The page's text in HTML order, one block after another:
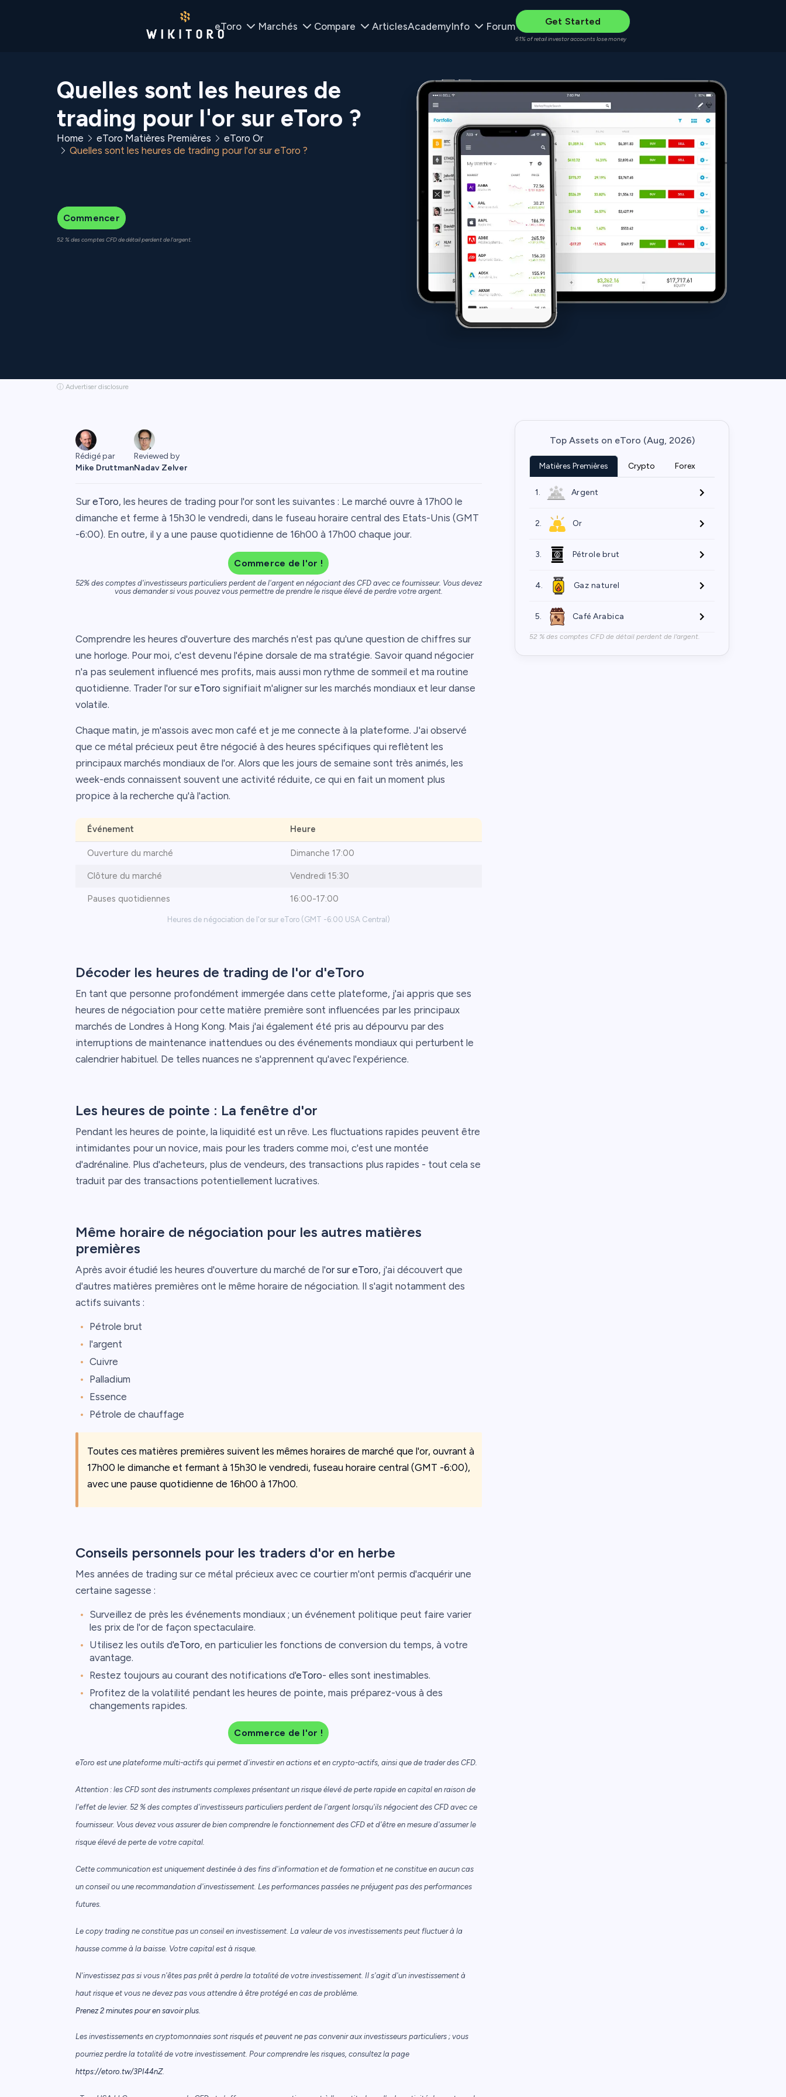
eToro Marchés Compare ArticlesAcademyInfo Forum Get Started
61% of retail investor accounts lose money
Quelles sont les heures de
trading pour l'or sur eToro ?
Home eToro Matières Premières
eToro Or
Quelles sont les heures de trading pour l'or sur eToro ?
Commencer
52 % des comptes CFD de détail perdent de l'argent.
ⓘ Advertiser disclosure
Rédigé par
Mike Druttman
Reviewed by
Nadav Zelver
Sur eToro, les heures de trading pour l'or sont les suivantes : Le marché ouvre à 17h00 le
dimanche et ferme à 15h30 le vendredi, dans le fuseau horaire central des Etats-Unis (GMT
-6:00). En outre, il y a une pause quotidienne de 16h00 à 17h00 chaque jour.
Commerce de l'or !
52% des comptes d'investisseurs particuliers perdent de l'argent en négociant des CFD avec ce fournisseur. Vous devez
vous demander si vous pouvez vous permettre de prendre le risque élevé de perdre votre argent.
Comprendre les heures d'ouverture des marchés n'est pas qu'une question de chiffres sur
une horloge. Pour moi, c'est devenu l'épine dorsale de ma stratégie. Savoir quand négocier
n'a pas seulement influencé mes profits, mais aussi mon rythme de sommeil et ma routine
quotidienne. Trader l'or sur eToro signifiait m'aligner sur les marchés mondiaux et leur danse
volatile.
Chaque matin, je m'assois avec mon café et je me connecte à la plateforme. J'ai observé
que ce métal précieux peut être négocié à des heures spécifiques qui reflètent les
principaux marchés mondiaux de l'or. Alors que les jours de semaine sont très animés, les
week-ends connaissent souvent une activité réduite, ce qui en fait un moment plus
propice à la recherche qu'à l'action.
Heures de négociation de l'or sur eToro (GMT -6:00 USA Central)
Événement Heure
Ouverture du marché Dimanche 17:00
Clôture du marché Vendredi 15:30
Pauses quotidiennes 16:00-17:00
Décoder les heures de trading de l'or d'eToro
En tant que personne profondément immergée dans cette plateforme, j'ai appris que ses
heures de négociation pour cette matière première sont influencées par les principaux
marchés de Londres à Hong Kong. Mais j'ai également été pris au dépourvu par des
interruptions de maintenance inattendues ou des événements mondiaux qui perturbent le
calendrier habituel. De telles nuances ne s'apprennent qu'avec l'expérience.
Les heures de pointe : La fenêtre d'or
Pendant les heures de pointe, la liquidité est un rêve. Les fluctuations rapides peuvent être
intimidantes pour un novice, mais pour les traders comme moi, c'est une montée
d'adrénaline. Plus d'acheteurs, plus de vendeurs, des transactions plus rapides - tout cela se
traduit par des transactions potentiellement lucratives.
Même horaire de négociation pour les autres matières
premières
Après avoir étudié les heures d'ouverture du marché de l'or sur eToro, j'ai découvert que
d'autres matières premières ont le même horaire de négociation. Il s'agit notamment des
actifs suivants :
Pétrole brut
l'argent
Cuivre
Palladium
Essence
Pétrole de chauffage
Toutes ces matières premières suivent les mêmes horaires de marché que l'or, ouvrant à
17h00 le dimanche et fermant à 15h30 le vendredi, fuseau horaire central (GMT -6:00),
avec une pause quotidienne de 16h00 à 17h00.
Conseils personnels pour les traders d'or en herbe
Mes années de trading sur ce métal précieux avec ce courtier m'ont permis d'acquérir une
certaine sagesse :
Surveillez de près les événements mondiaux ; un événement politique peut faire varier
les prix de l'or de façon spectaculaire.
Utilisez les outils d'eToro, en particulier les fonctions de conversion du temps, à votre
avantage.
Restez toujours au courant des notifications d'eToro- elles sont inestimables.
Profitez de la volatilité pendant les heures de pointe, mais préparez-vous à des
changements rapides.
Commerce de l'or !
eToro est une plateforme multi-actifs qui permet d'investir en actions et en crypto-actifs, ainsi que de trader des CFD.
Attention : les CFD sont des instruments complexes présentant un risque élevé de perte rapide en capital en raison de
l'effet de levier. 52 % des comptes d'investisseurs particuliers perdent de l'argent lorsqu'ils négocient des CFD avec ce
fournisseur. Vous devez vous assurer de bien comprendre le fonctionnement des CFD et d'être en mesure d'assumer le
risque élevé de perte de votre capital.
Cette communication est uniquement destinée à des fins d'information et de formation et ne constitue en aucun cas
un conseil ou une recommandation d'investissement. Les performances passées ne préjugent pas des performances
futures.
Le copy trading ne constitue pas un conseil en investissement. La valeur de vos investissements peut fluctuer à la
hausse comme à la baisse. Votre capital est à risque.
N'investissez pas si vous n'êtes pas prêt à perdre la totalité de votre investissement. Il s'agit d'un investissement à
haut risque et vous ne devez pas vous attendre à être protégé en cas de problème.
Prenez 2 minutes pour en savoir plus.
Les investissements en cryptomonnaies sont risqués et peuvent ne pas convenir aux investisseurs particuliers ; vous
pourriez perdre la totalité de votre investissement. Pour comprendre les risques, consultez la page
https://etoro.tw/3PI44nZ.
Top Assets on eToro (Aug, 2026)
Matières Premières Crypto Forex
1. Argent
2. Or
3. Pétrole brut
4. Gaz naturel
5. Café Arabica
52 % des comptes CFD de détail perdent de l'argent.